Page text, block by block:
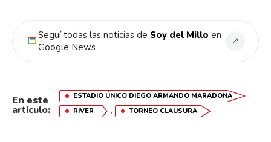
Seguí todas las noticias de Soy del Millo en
Google News
↗
En este
artículo:
ESTADIO ÚNICO DIEGO ARMANDO MARADONA ,
RIVER , TORNEO CLAUSURA